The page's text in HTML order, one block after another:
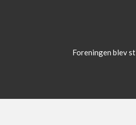
Foreningen blev